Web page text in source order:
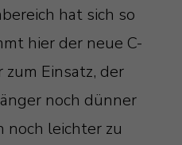
hat sich so
hier der neue C-
Einsatz, der
noch dünner
noch leichter zu